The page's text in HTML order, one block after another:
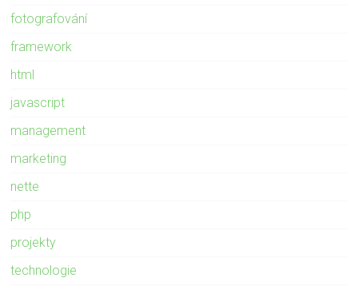
fotografování
framework
html
javascript
management
marketing
nette
php
projekty
technologie